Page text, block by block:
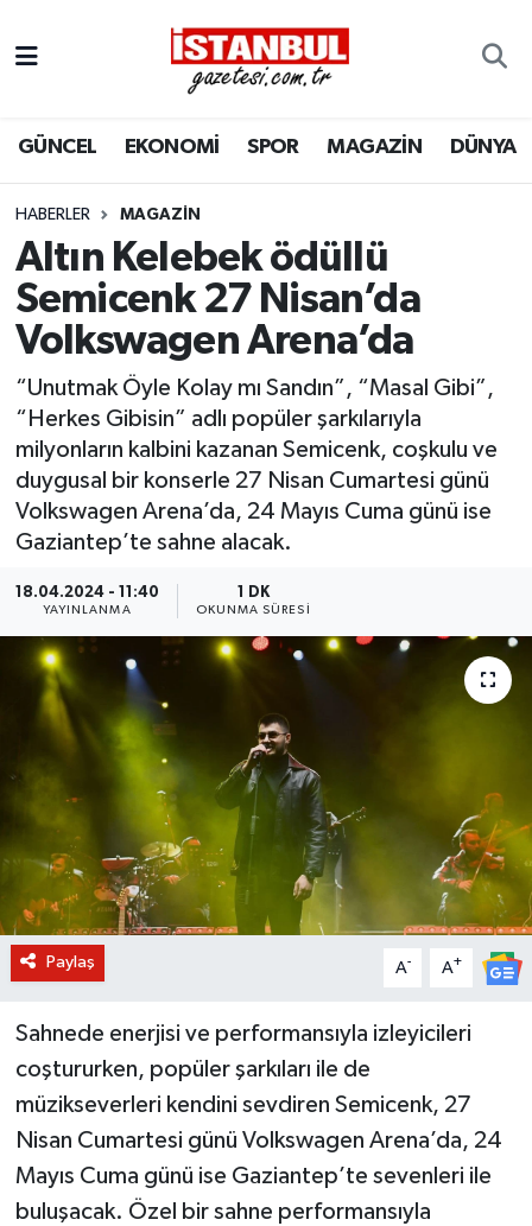
GÜNCEL EKONOMİ SPOR MAGAZİN DÜNYA
HABERLER MAGAZIN
Altın Kelebek ödüllü
Semicenk 27 Nisan’da
Volkswagen Arena’da
“Unutmak Öyle Kolay mı Sandın”, “Masal Gibi”,
“Herkes Gibisin” adlı popüler şarkılarıyla
milyonların kalbini kazanan Semicenk, coşkulu ve
duygusal bir konserle 27 Nisan Cumartesi günü
Volkswagen Arena’da, 24 Mayıs Cuma günü ise
Gaziantep’te sahne alacak.
18.04.2024 - 11:40
YAYINLANMA
1 DK
OKUNMA SÜRESI
Paylaş A- A+
Sahnede enerjisi ve performansıyla izleyicileri
coştururken, popüler şarkıları ile de
müzikseverleri kendini sevdiren Semicenk, 27
Nisan Cumartesi günü Volkswagen Arena’da, 24
Mayıs Cuma günü ise Gaziantep’te sevenleri ile
buluşacak. Özel bir sahne performansıyla
EKONOMİ
İSTANBUL
DÜNYA
SPOR
MAGAZİN
KÜLTÜR SANAT
SAĞLIK
OTOMOBİL
KURUMSAL
Nöbetçi Eczaneler
Hava Durumu
Trafik Durumu
Süper Lig Puan Durumu ve Fikstür
Tüm Manşetler
Son Dakika Haberleri
Haber Arşivi